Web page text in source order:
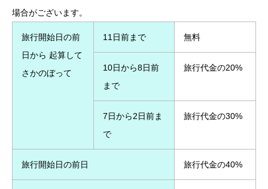
場合がございます。
旅行開始日の前
日から 起算して
さかのぼって
11日前まで 無料
10日から8日前
まで
旅行代金の20%
7日から2日前ま
で
旅行代金の30%
旅行開始日の前日 旅行代金の40%